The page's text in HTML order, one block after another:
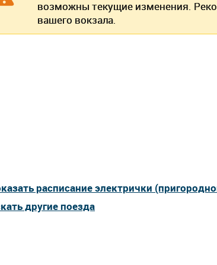
возможны текущие изменения.
вашего вокзала.
расписание электрички
другие поезда